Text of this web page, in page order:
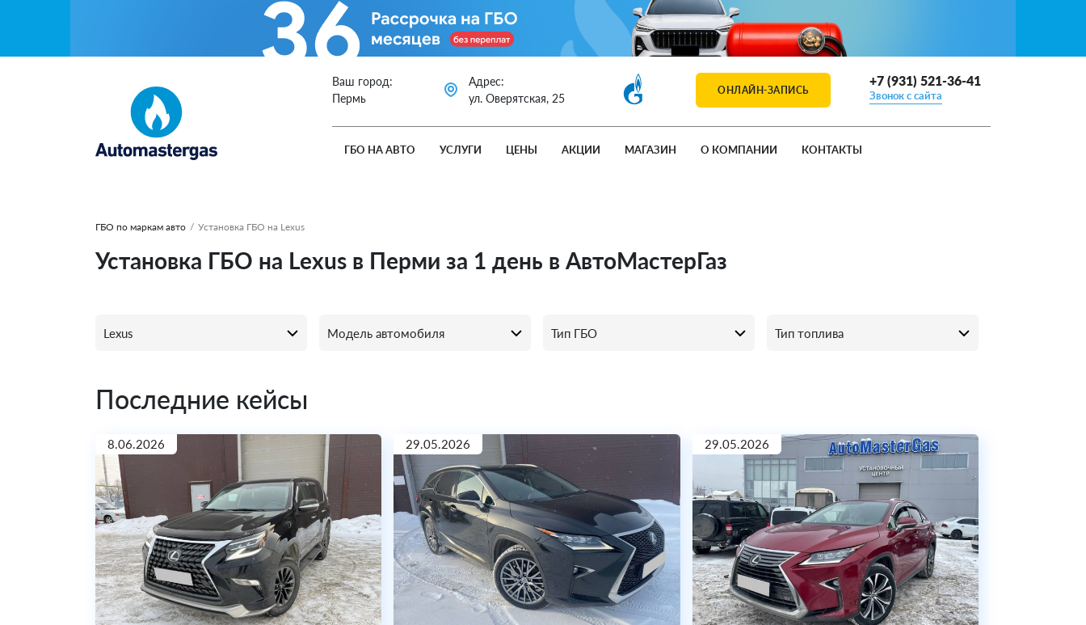
Ваш город:
Пермь
Адрес:
ул. Оверятская, 25
ОНЛАЙН-ЗАПИСЬ
+7 (931) 521-36-41
Звонок с сайта
ГБО НА АВТО УСЛУГИ ЦЕНЫ АКЦИИ МАГАЗИН О КОМПАНИИ КОНТАКТЫ
ГБО по маркам авто / Установка ГБО на Lexus
Установка ГБО на Lexus в Перми за 1 день в АвтоМастерГаз
Последние кейсы
8.06.2026 29.05.2026 29.05.2026